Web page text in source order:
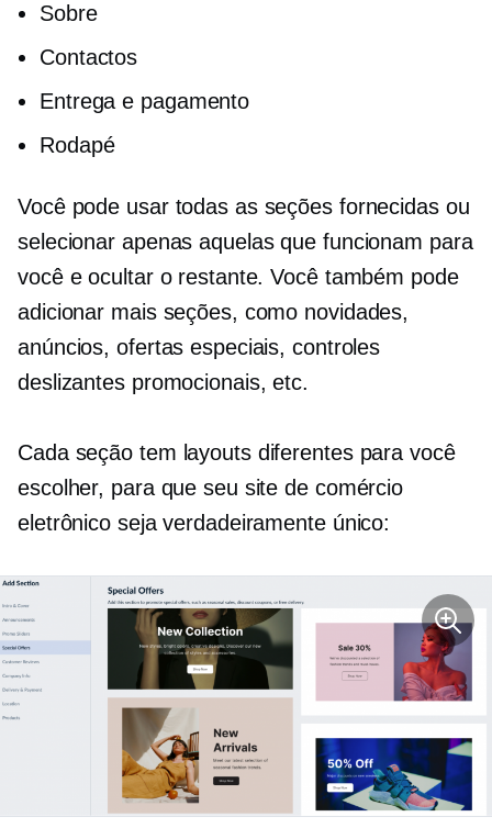
Sobre
Contactos
Entrega e pagamento
Rodapé
Você pode usar todas as seções fornecidas ou
selecionar apenas aquelas que funcionam para
você e ocultar o restante. Você também pode
adicionar mais seções, como novidades,
anúncios, ofertas especiais, controles
deslizantes promocionais, etc.
Cada seção tem layouts diferentes para você
escolher, para que seu site de comércio
eletrônico seja verdadeiramente único: